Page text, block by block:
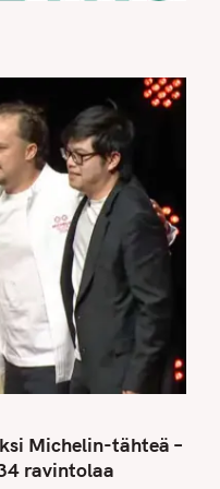
Michelin-tähteä –
ravintolaa